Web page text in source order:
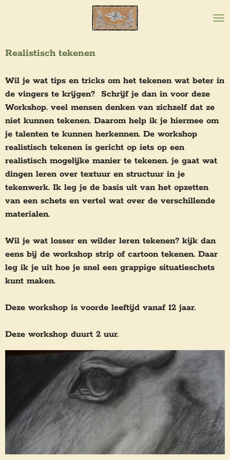
hoofdinhoud
Realistisch tekenen
Wil je wat tips en tricks om het tekenen wat beter in
de vingers te krijgen? Schrijf je dan in voor deze
Workshop. veel mensen denken van zichzelf dat ze
niet kunnen tekenen. Daarom help ik je hiermee om
je talenten te kunnen herkennen. De workshop
realistisch tekenen is gericht op iets op een
realistisch mogelijke manier te tekenen. je gaat wat
dingen leren over textuur en structuur in je
tekenwerk. Ik leg je de basis uit van het opzetten
van een schets en vertel wat over de verschillende
materialen.
Wil je wat losser en wilder leren tekenen? kijk dan
eens bij de workshop strip of cartoon tekenen. Daar
leg ik je uit hoe je snel een grappige situatieschets
kunt maken.
Deze workshop is voorde leeftijd vanaf 12 jaar.
Deze workshop duurt 2 uur.